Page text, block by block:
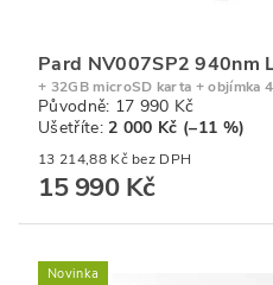
Pard NV007SP2 940nm
+ 32GB microSD karta + objímka
Původně: 17 990 Kč
Ušetříte: 2 000 Kč (–11 %)
13 214,88 Kč bez DPH
15 990 Kč
Novinka